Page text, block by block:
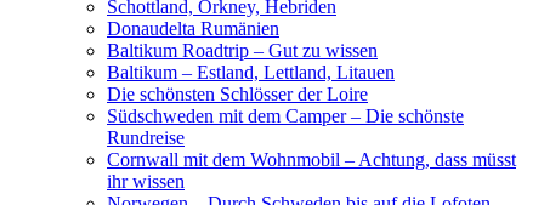
Schottland, Orkney, Hebriden
Donaudelta Rumänien
Baltikum Roadtrip – Gut zu wissen
Baltikum – Estland, Lettland, Litauen
Die schönsten Schlösser der Loire
Südschweden mit dem Camper – Die schönste
Rundreise
Cornwall mit dem Wohnmobil – Achtung, dass müsst
ihr wissen